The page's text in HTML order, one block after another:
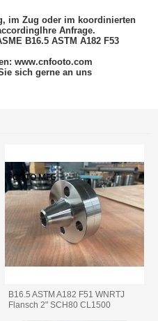
im Zug oder im koordinierten
Ihre Anfrage.
B16.5 ASTM A182 F53
www.cnfooto.com
sich gerne an uns
B16.5 ASTM A182 F51 WNRTJ
Flansch 2" SCH80 CL1500